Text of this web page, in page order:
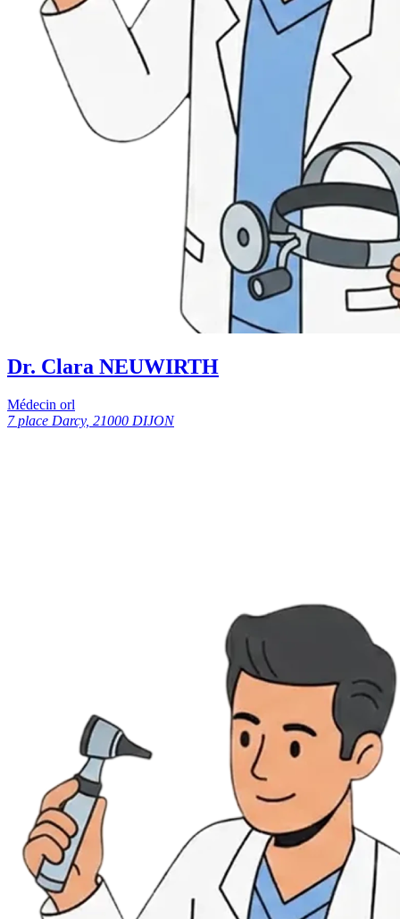
Dr. Clara NEUWIRTH
Médecin orl
7 place Darcy, 21000 DIJON